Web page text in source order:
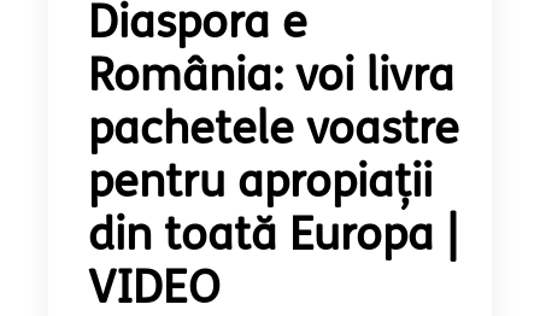
Diaspora e
România: voi livra
pachetele voastre
pentru apropiații
din toată Europa |
VIDEO